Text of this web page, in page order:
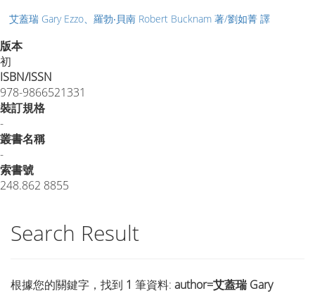
艾蓋瑞 Gary Ezzo、羅勃‧貝南 Robert Bucknam 著/劉如菁 譯
版本
初
ISBN/ISSN
978-9866521331
裝訂規格
-
叢書名稱
-
索書號
248.862 8855
Search Result
根據您的關鍵字，找到 1 筆資料: author=艾蓋瑞 Gary